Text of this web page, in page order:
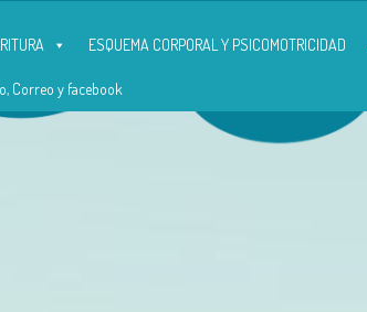
ESQUEMA CORPORAL Y PSICOMOTRICIDAD
Correo y facebook